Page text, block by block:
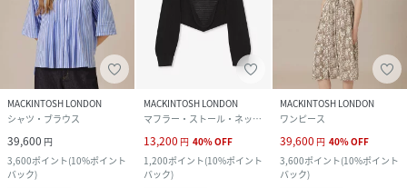
MACKINTOSH LONDON
シャツ・ブラウス
39,600 円
3,600ポイント(10%ポイント
バック)
MACKINTOSH LONDON
マフラー・ストール・ネックウォーマー
13,200 円 40%OFF
1,200ポイント(10%ポイント
バック)
MACKINTOSH LONDON
ワンピース
39,600 円 40%OFF
3,600ポイント(10%ポイント
バック)